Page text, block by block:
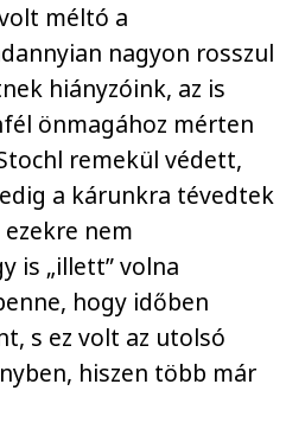
méltó a
nagyon rosszul
hiányzóink, az is
önmagához mérten
remekül védett,
a kárunkra tévedtek
nem
is „illett” volna
hogy időben
s ez volt az utolsó
hiszen több már